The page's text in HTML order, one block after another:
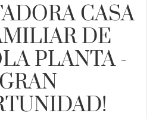
CASA
DE
PLANTA -